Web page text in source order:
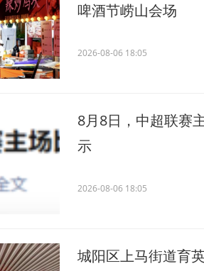
啤酒节崂山会场
2026-08-06 18:05
8月8日，中超联赛
示
2026-08-06 18:05
城阳区上马街道育